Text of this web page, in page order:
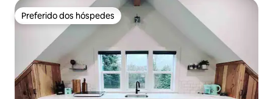
Preferido dos hóspedes
Preferido dos hóspedes